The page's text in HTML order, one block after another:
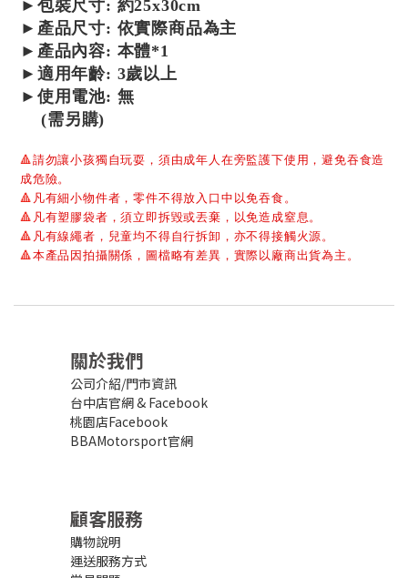
►包裝尺寸: 約25x30cm
►產品尺寸: 依實際商品為主
►產品內容: 本體*1
►適用年齡: 3歲以上
►使用電池: 無
(需另購)
🔺請勿讓小孩獨自玩耍，須由成年人在旁監護下使用，避免吞食造
成危險。
🔺 凡有細小物件者，零件不得放入口中以免吞食。
🔺 凡有塑膠袋者，須立即拆毀或丟棄，以免造成窒息。
🔺 凡有線繩者，兒童均不得自行拆卸，亦不得接觸火源。
🔺本產品因拍攝關係，圖檔略有差異，實際以廠商出貨為主。
關於我們
公司介紹/門市資訊
台中店官網& Facebook
桃園店Facebook
BBAMotorsport官網
顧客服務
購物說明
運送服務方式